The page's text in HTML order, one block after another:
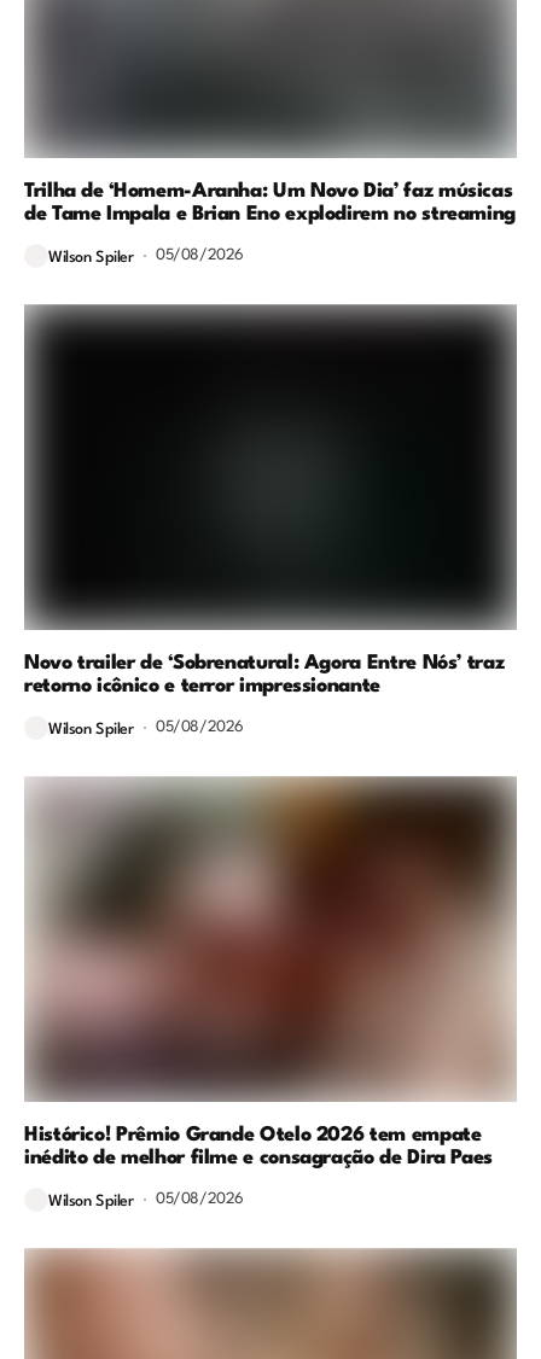
Trilha de ‘Homem-Aranha: Um Novo Dia’ faz músicas
de Tame Impala e Brian Eno explodirem no streaming
Wilson Spiler 05/08/2026
Novo trailer de ‘Sobrenatural: Agora Entre Nós’ traz
retorno icônico e terror impressionante
Wilson Spiler 05/08/2026
Histórico! Prêmio Grande Otelo 2026 tem empate
inédito de melhor filme e consagração de Dira Paes
Wilson Spiler 05/08/2026